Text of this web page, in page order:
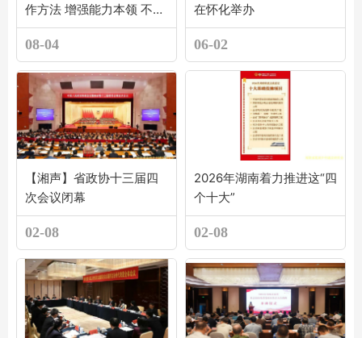
作方法 增强能力本领 不断
开创基层工作新局面
08-04
在怀化举办
06-02
【湘声】省政协十三届四
次会议闭幕
02-08
2026年湖南着力推进这“四
个十大”
02-08